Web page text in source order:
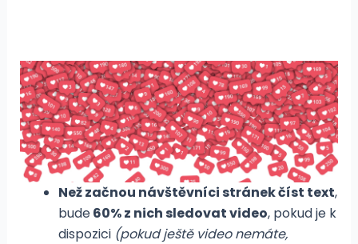
Než začnou návštěvníci stránek číst text,
bude60% z nich sledovat video, pokud je k
dispozici (pokud ještě video nemáte,